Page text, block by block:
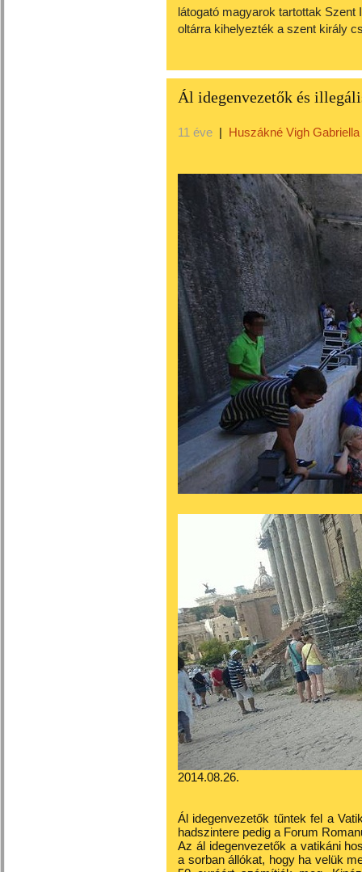
látogató magyarok tartottak Szent
oltárra kihelyezték a szent király
Ál idegenvezetők és
11 éve | Huszákné Vigh Gabriella
2014.08.26.
Ál idegenvezetők tűntek fel a
hadszintere pedig a Forum
Az ál idegenvezetők a vatikáni
a sorban állókat, hogy ha velük